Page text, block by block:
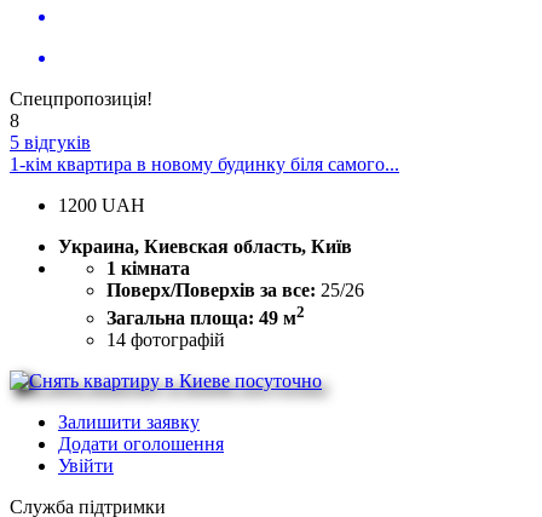
Спецпропозиція!
8
5 відгуків
1-кім квартира в новому будинку біля самого...
1200 UAH
Украина, Киевская область, Київ
1 кімната
Поверх/Поверхів за все: 25/26
Загальна площа: 49 м2
14 фотографій
Залишити заявку
Додати оголошення
Увійти
Служба підтримки